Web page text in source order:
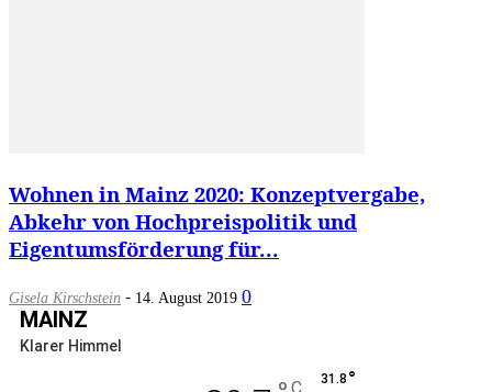
Wohnen in Mainz 2020: Konzeptvergabe,
Abkehr von Hochpreispolitik und
Eigentumsförderung für...
Gisela Kirschstein - 14. August 2019 0
MAINZ
Klarer Himmel
C 31.8 °